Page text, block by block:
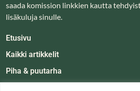
saada komission linkkien kautta
lisäkuluja sinulle.
Etusivu
Kaikki artikkelit
Piha & puutarha